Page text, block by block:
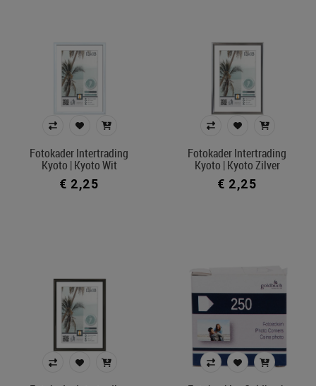
Fotokader Intertrading
Kyoto | Kyoto Wit
€ 2,25
Fotokader Intertrading
Kyoto | Kyoto Zilver
€ 2,25